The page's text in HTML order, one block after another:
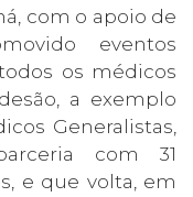
com o apoio de
eventos
os médicos
a exemplo
Generalistas,
com 31
e que volta, em